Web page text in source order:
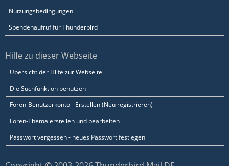
Nutzungsbedingungen
Spendenaufruf für Thunderbird
Hilfe zu dieser Webseite
Übersicht der Hilfe zur Webseite
Die Suchfunktion benutzen
Foren-Benutzerkonto - Erstellen (Neu registrieren)
Foren-Thema erstellen und bearbeiten
Passwort vergessen - neues Passwort festlegen